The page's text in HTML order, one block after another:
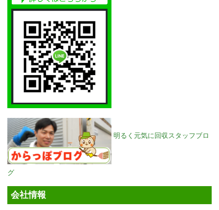
明るく元気に回収スタッフブロ
グ
会社情報